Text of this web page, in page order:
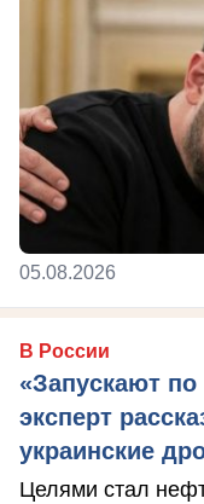
05.08.2026
В России
«Запускают
эксперт
украинские
Целями стал